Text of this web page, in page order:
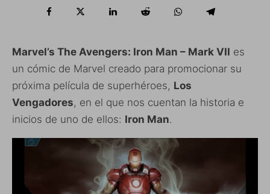
Marvel’s The Avengers: Iron Man – Mark VII es
un cómic de Marvel creado para promocionar su
próxima película de superhéroes, Los
Vengadores, en el que nos cuentan la historia e
inicios de uno de ellos: Iron Man.